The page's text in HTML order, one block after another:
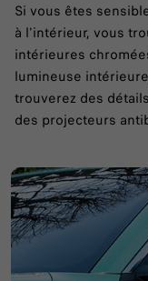
Si vous êtes
à l'intérieur, vous
intérieures
lumineuse
trouverez des
des projecteurs